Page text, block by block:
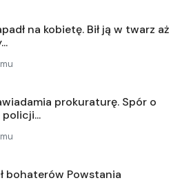
na kobietę. Bił ją w twarz aż
prokuraturę. Spór o
bohaterów Powstania